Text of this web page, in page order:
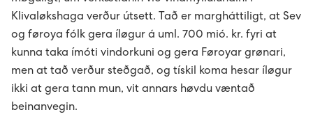
D2: Landsstýriskunngerðir
D2: Landsstýriskunngerðir
Avloysarar til Vágsverkið í summarfrítíðini
Summarstørv
Varaverkmeistari til Sundsverkið
Kunning um dátuvernd
Sev - sum allir føroyingar eiga
English
Klivaløkshaga verður útsett. Tað er margháttiligt, at Sev
og føroya fólk gera íløgur á uml. 700 mió. kr. fyri at
kunna taka ímóti vindorkuni og gera Føroyar grønari,
men at tað verður steðgað, og tískil koma hesar íløgur
ikki at gera tann mun, vit annars høvdu væntað
beinanvegin.